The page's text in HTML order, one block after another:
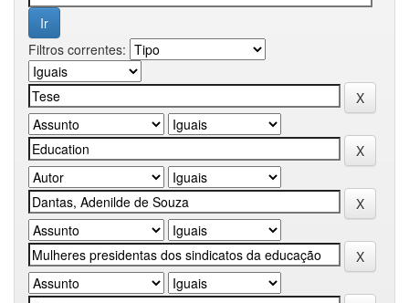
Filtros correntes: